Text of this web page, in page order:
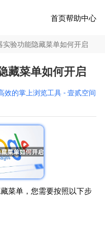
首页帮助中心
实验功能隐藏菜单如何开启
藏菜单如何开启
效的掌上浏览工具 - 壹贰空间
菜单，您需要按照以下步